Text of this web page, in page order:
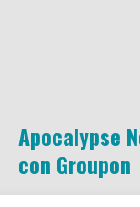
Apocalypse
con Groupon